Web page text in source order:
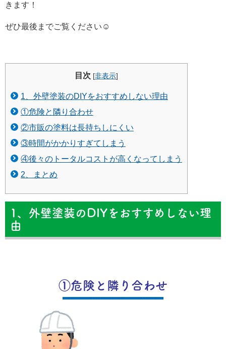
きます！
ぜひ最後までご覧ください☺
目次 [非表示]
1、外壁塗装のDIYをおすすめしない理由
①危険と隣り合わせ
②市販の塗料は長持ちしにくい
③時間がかかりすぎてしまう
④後々のトータルコストが高くなってしまう
2、まとめ
1、外壁塗装のDIYをおすすめしない理
由
①危険と隣り合わせ